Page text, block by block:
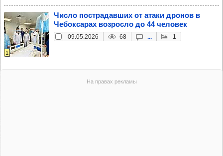
1
Число пос­тра­дав­ших от атаки дро­нов в
Чебок­са­рах воз­росло до 44 чело­век
09.05.2026 68 ... 1